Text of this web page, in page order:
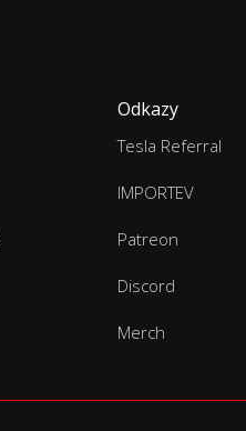
Odkazy
Tesla Referral
IMPORTEV
Patreon
Discord
Merch